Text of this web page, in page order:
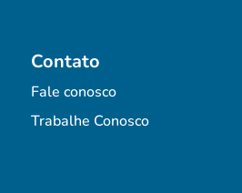
Contato
Fale conosco
Trabalhe Conosco